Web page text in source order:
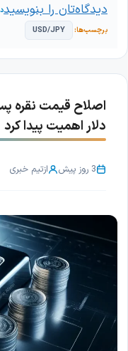
USD/JPY
دیدگاه‌تان را بنویسید
دلار اهمیت پیدا کرد
3 روز پیش ازتیم خبری